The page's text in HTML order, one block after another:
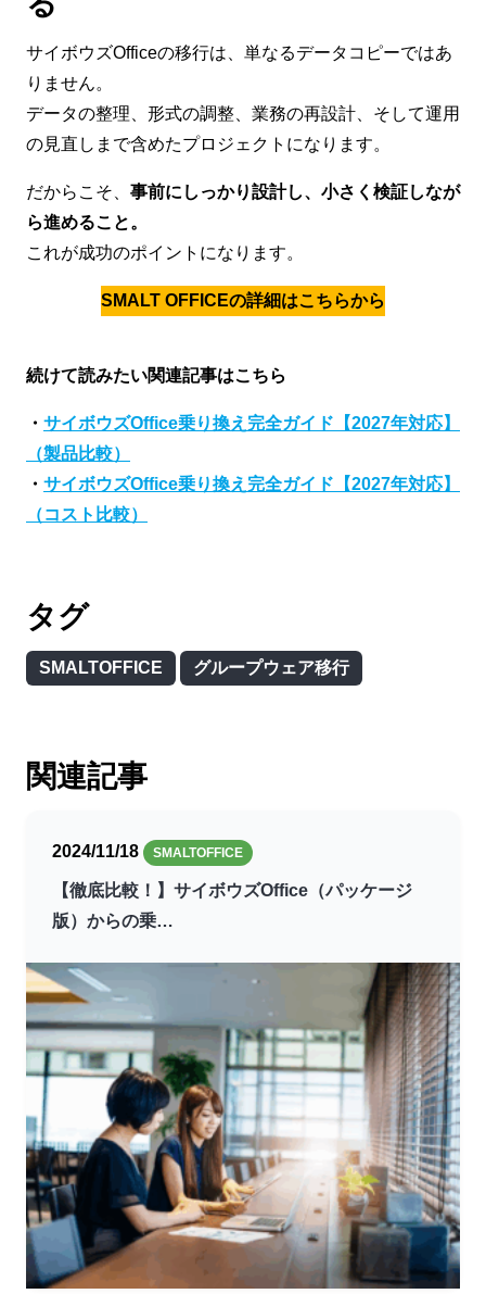
サイボウズOfficeの移行は、単なるデータコピーではあ
りません。
データの整理、形式の調整、業務の再設計、そして運用
の見直しまで含めたプロジェクトになります。
だからこそ、 事前にしっかり設計し、小さく検証しなが
ら進めること。
これが成功のポイントになります。
SMALT OFFICEの詳細はこちらから
続けて読みたい関連記事はこちら
・ サイボウズOffice乗り換え完全ガイド【2027年対応】
（製品比較）
・ サイボウズOffice乗り換え完全ガイド【2027年対応】
（コスト比較）
タグ
SMALTOFFICE グループウェア移行
関連記事
2024/11/18 SMALTOFFICE
【徹底比較！】サイボウズOffice（パッケージ
版）からの乗…